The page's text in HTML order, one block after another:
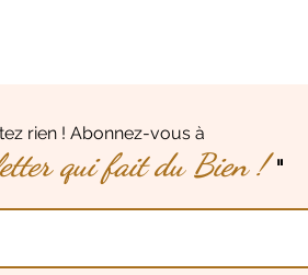
rien ! Abonnez-vous à
qui faitdu Bien ! "